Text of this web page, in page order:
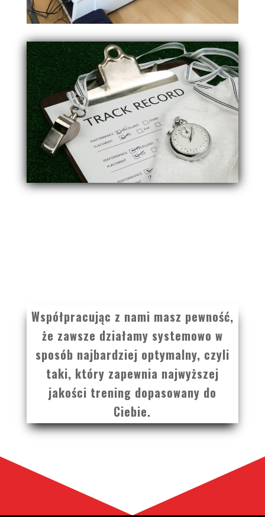
Współpracując z nami masz pewność,
że zawsze działamy systemowo w
sposób najbardziej optymalny, czyli
taki, który zapewnia najwyższej
jakości trening dopasowany do
Ciebie.